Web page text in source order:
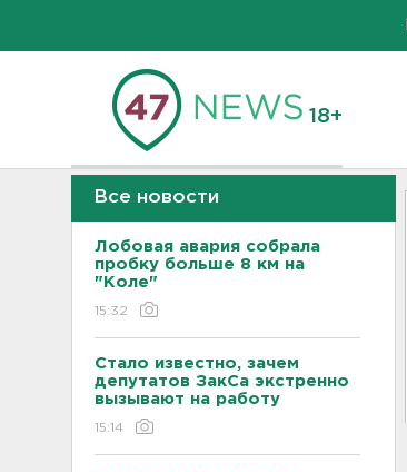
18+
Все новости
Лобовая авария собрала
пробку больше 8 км на
"Коле"
15:32
Стало известно, зачем
депутатов ЗакСа экстренно
вызывают на работу
15:14